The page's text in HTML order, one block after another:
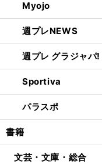
Myojo
週プレNEWS
週プレ グラジャパ!
Sportiva
パラスポ
書籍
文芸・文庫・総合